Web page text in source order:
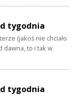
tygodnia
(jakoś nie chciało
dawna, to i tak w
tygodnia